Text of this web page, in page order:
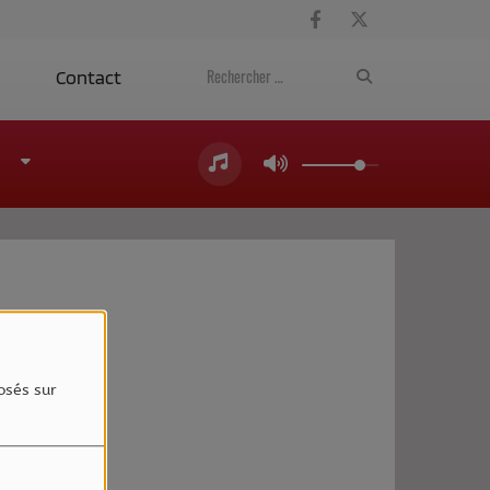
sur
Contact